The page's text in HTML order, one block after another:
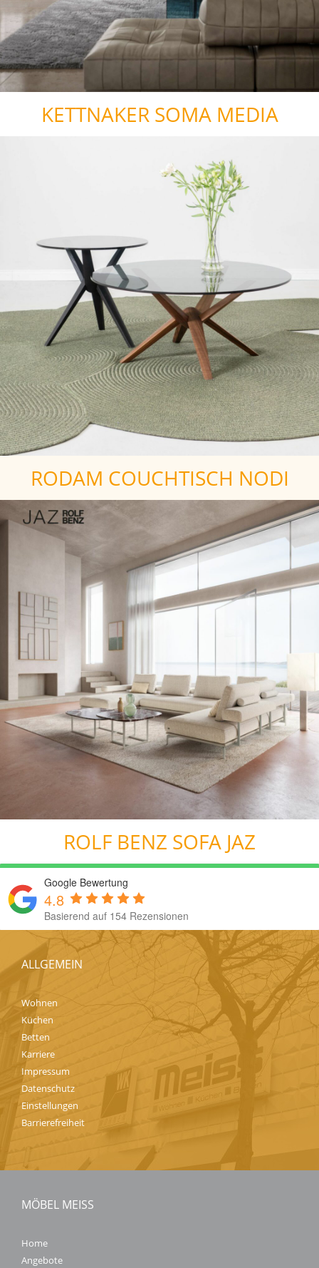
KETTNAKER SOMA MEDIA
RODAM COUCHTISCH NODI
ROLF BENZ SOFA JAZ
Google Bewertung
4.8
Basierend auf 154 Rezensionen
ALLGEMEIN
Wohnen
Küchen
Betten
Karriere
Impressum
Datenschutz
Einstellungen
Barrierefreiheit
MÖBEL MEISS
Home
Angebote